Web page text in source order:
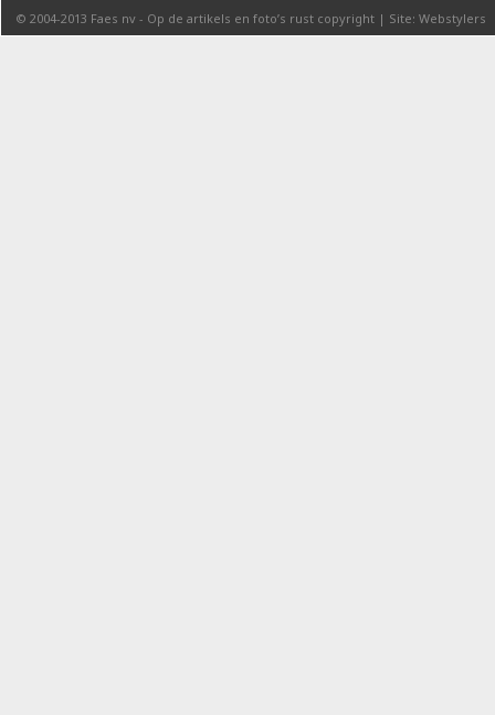
© 2004-2013 Faes nv - Op de artikels en foto’s rust copyright | Site: Webstylers